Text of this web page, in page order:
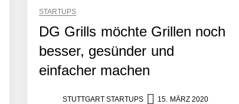
STARTUPS
DG Grills möchte Grillen noch
besser, gesünder und
einfacher machen
STUTTGART STARTUPS 15. MÄRZ 2020